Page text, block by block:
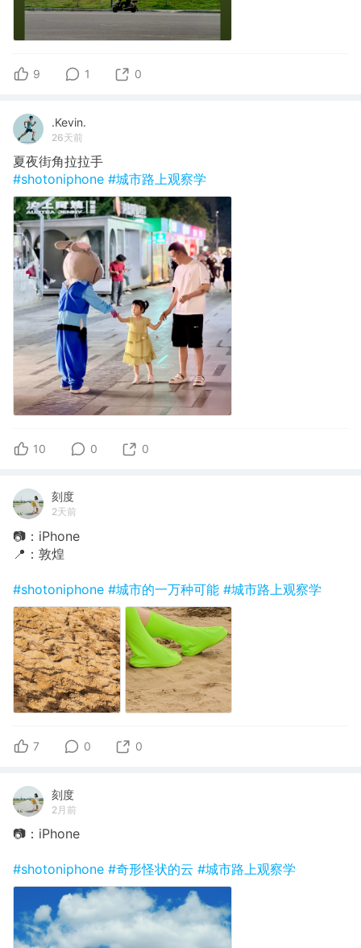
9 1 0
.Kevin.
26天前
夏夜街角拉拉手
#shotoniphone #城市路上观察学
10 0 0
刻度
2天前
📷：iPhone
📍：敦煌
#shotoniphone #城市的一万种可能 #城市路上观察学
7 0 0
刻度
2月前
📷：iPhone
#shotoniphone #奇形怪状的云 #城市路上观察学